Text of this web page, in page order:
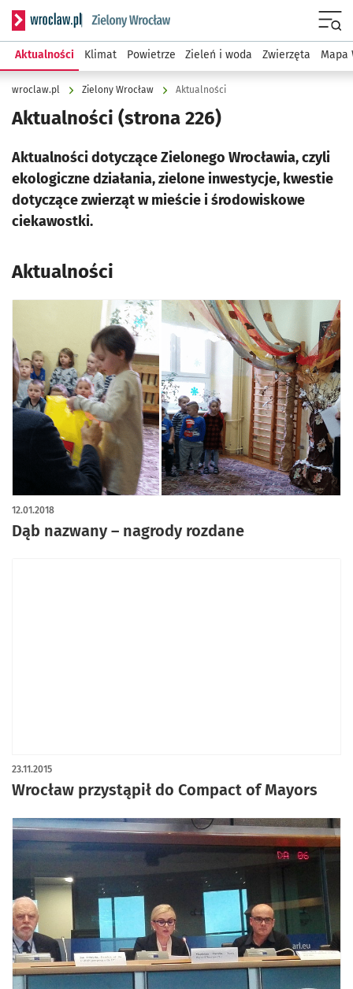
Serwis informacyjny wroclaw.pl podserwis: Środowisko we
Aktualności Klimat Powietrze Zieleń i woda Zwierzęta Mapa
wroclaw.pl Zielony Wrocław Aktualności
Aktualności (strona 226)
Aktualności dotyczące Zielonego Wrocławia, czyli
ekologiczne działania, zielone inwestycje, kwestie
dotyczące zwierząt w mieście i środowiskowe
ciekawostki.
Aktualności
Dąb nazwany – nagrody rozdane
12.01.2018
Wrocław przystąpił do Compact of Mayors
23.11.2015